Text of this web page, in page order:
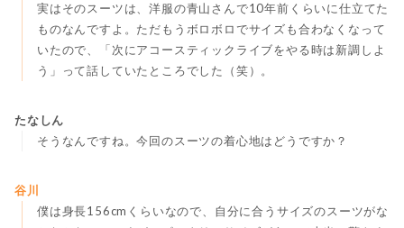
実はそのスーツは、洋服の青山さんで10年前くらいに仕立てた
ものなんですよ。ただもうボロボロでサイズも合わなくなって
いたので、「次にアコースティックライブをやる時は新調しよ
う」って話していたところでした（笑）。
たなしん
そうなんですね。今回のスーツの着心地はどうですか？
谷川
僕は身長156cmくらいなので、自分に合うサイズのスーツがな